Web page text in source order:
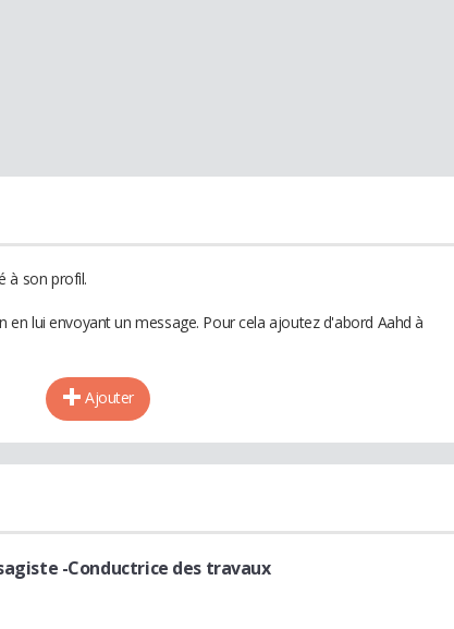
à son profil.
en lui envoyant un message. Pour cela ajoutez d'abord Aahd à
Ajouter
-Conductrice des travaux